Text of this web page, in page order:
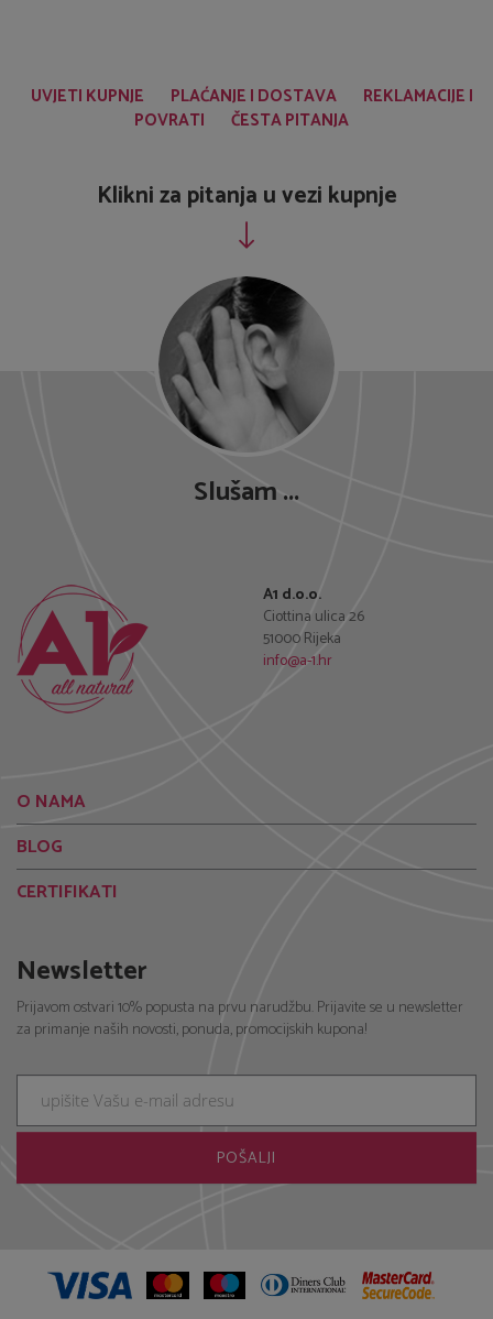
UVJETI KUPNJE PLAĆANJE I DOSTAVA
REKLAMACIJE I
POVRATI
ČESTA PITANJA
Klikni za pitanja u vezi kupnje
Slušam ...
A1 d.o.o.
Ciottina ulica 26
51000 Rijeka
info@a-1.hr
O NAMA
BLOG
CERTIFIKATI
Newsletter
Prijavom ostvari 10% popusta na prvu narudžbu. Prijavite se u newsletter
za primanje naših novosti, ponuda, promocijskih kupona!